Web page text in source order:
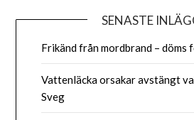
SENASTE
Frikänd från mordbrand – döms
Vattenläcka orsakar avstängt
Sveg